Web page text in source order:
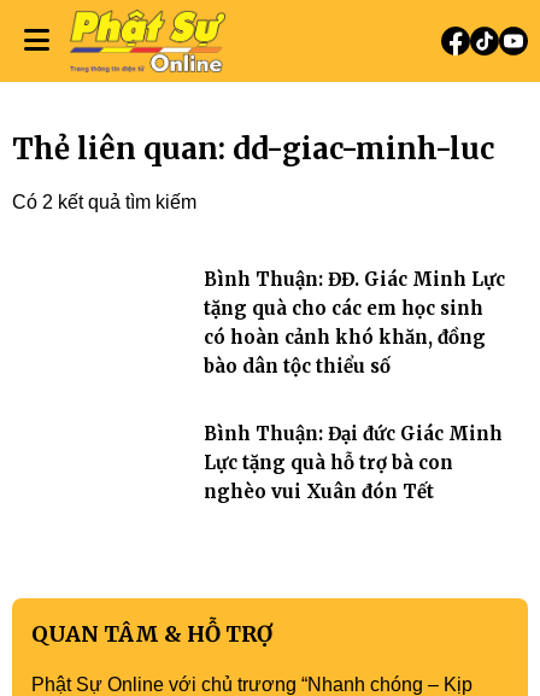
Thẻ liên quan: dd-giac-minh-luc
Có 2 kết quả tìm kiếm
Bình Thuận: ĐĐ. Giác Minh Lực
tặng quà cho các em học sinh
có hoàn cảnh khó khăn, đồng
bào dân tộc thiểu số
Bình Thuận: Đại đức Giác Minh
Lực tặng quà hỗ trợ bà con
nghèo vui Xuân đón Tết
QUAN TÂM & HỖ TRỢ
Phật Sự Online với chủ trương “Nhanh chóng – Kịp